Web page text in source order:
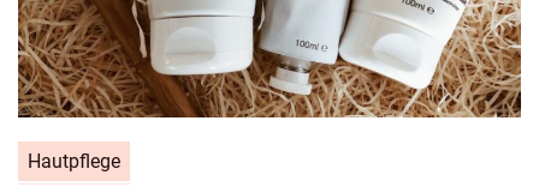
Hautpflege